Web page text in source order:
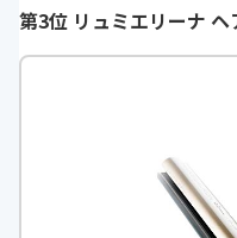
第3位 リュミエリーナ